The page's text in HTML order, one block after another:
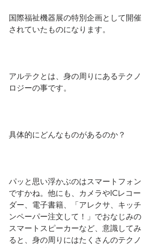
国際福祉機器展の特別企画として開催
されていたものになります。
アルテクとは、身の周りにあるテクノ
ロジーの事です。
具体的にどんなものがあるのか？
パッと思い浮かぶのはスマートフォン
ですかね。他にも、カメラやICレコー
ダー、電子書籍、「アレクサ、キッチ
ンペーパー注文して！」でおなじみの
スマートスピーカーなど、意識してみ
ると、身の周りにはたくさんのテクノ